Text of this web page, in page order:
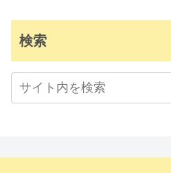
検索